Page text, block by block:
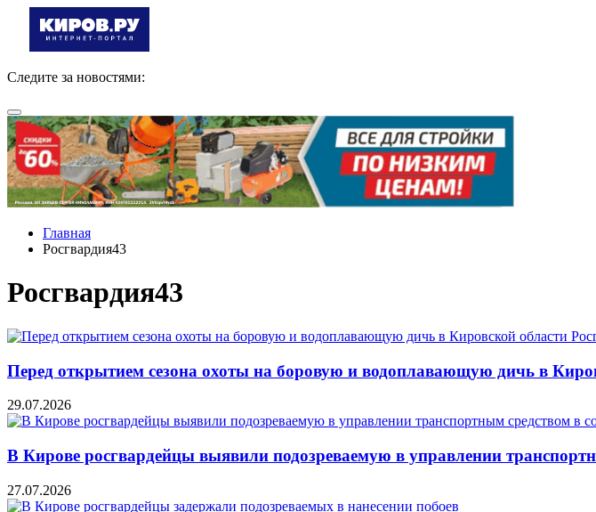
Следите за новостями:
Главная
Росгвардия43
Росгвардия43
Перед открытием сезона охоты на боровую и водоплавающую дичь в
29.07.2026
В Кирове росгвардейцы выявили подозреваемую в управлении
27.07.2026